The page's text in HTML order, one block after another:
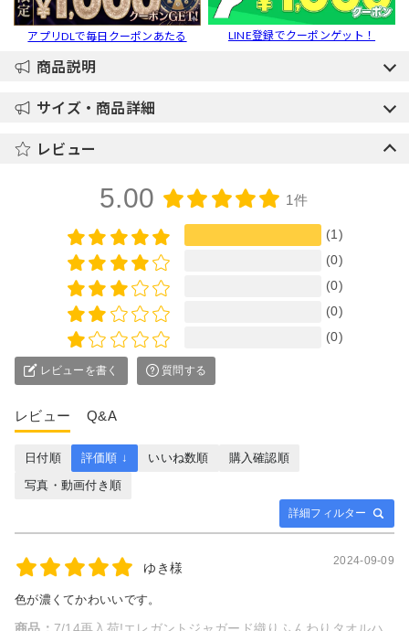
アプリDLで毎日クーポンあたる LINE登録でクーポンゲット！
商品説明
サイズ・商品詳細
レビュー
5.00 1件
(1)
(0)
(0)
(0)
(0)
レビューを書く 質問する
レビュー Q&A
詳細フィルター
日付順 評価順 ↓ いいね数順
購入確認順
写真・動画付き順
ゆき様 2024-09-09
色が濃くてかわいいです。